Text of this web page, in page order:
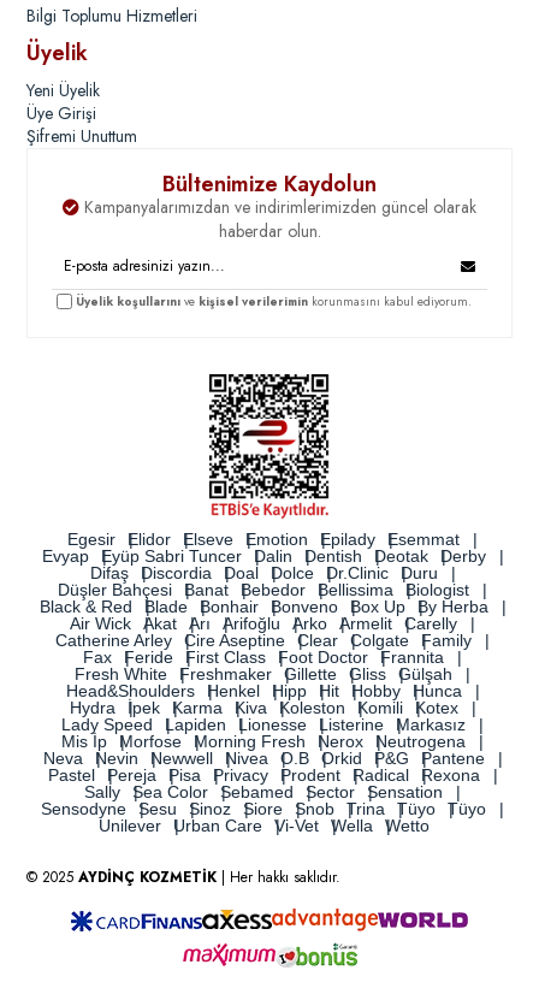
Bilgi Toplumu Hizmetleri
Üyelik
Yeni Üyelik
Üye Girişi
Şifremi Unuttum
Bültenimize Kaydolun
Kampanyalarımızdan ve indirimlerimizden güncel olarak
haberdar olun.
Üyelik koşullarını ve kişisel verilerimin korunmasını kabul ediyorum.
Egesir Elidor Elseve Emotion Epilady
Esemmat
Evyap
Eyüp Sabri Tuncer Dalin Dentish Deotak
Derby
Difaş
Discordia Doal Dolce Dr.Clinic
Duru
Düşler Bahçesi
Banat Bebedor Bellissima
Biologist
Black & Red
Blade Bonhair Bonveno Box Up
By Herba
Air Wick
Akat Arı Arifoğlu Arko Armelit
Carelly
Catherine Arley
Cire Aseptine Clear Colgate
Family
Fax
Feride First Class Foot Doctor
Frannita
Fresh White
Freshmaker Gillette Gliss
Gülşah
Head&Shoulders
Henkel Hipp Hit Hobby
Hunca
Hydra
İpek Karma Kiva Koleston Komili
Kotex
Lady Speed
Lapiden Lionesse Listerine
Markasız
Mis İp
Morfose Morning Fresh Nerox
Neutrogena
Neva
Nevin Newwell Nivea O.B Orkid P&G
Pantene
Pastel
Pereja Pisa Privacy Prodent Radical
Rexona
Sally
Sea Color Sebamed Sector
Sensation
Sensodyne
Sesu Sinoz Siore Snob Trina Tüyo
Tüyo
Unilever
Urban Care Vi-Vet Wella Wetto
© 2025AYDİNÇ KOZMETİK | Her hakkı saklıdır.